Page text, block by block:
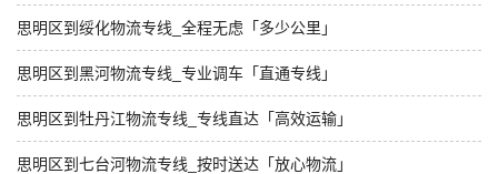
思明区到绥化物流专线_全程无虑「多少公里」
思明区到黑河物流专线_专业调车「直通专线」
思明区到牡丹江物流专线_专线直达「高效运输」
思明区到七台河物流专线_按时送达「放心物流」